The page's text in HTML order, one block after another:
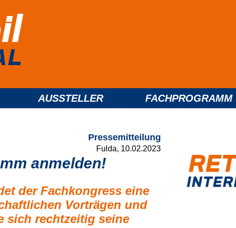
AUSSTELLER FACHPROGRAMM
Pressemitteilung
Fulda, 10.02.2023
anmelden!
der Fachkongress eine
Vorträgen und
sich rechtzeitig seine